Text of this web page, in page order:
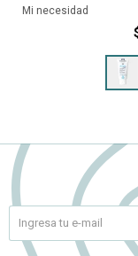
Mi necesidad